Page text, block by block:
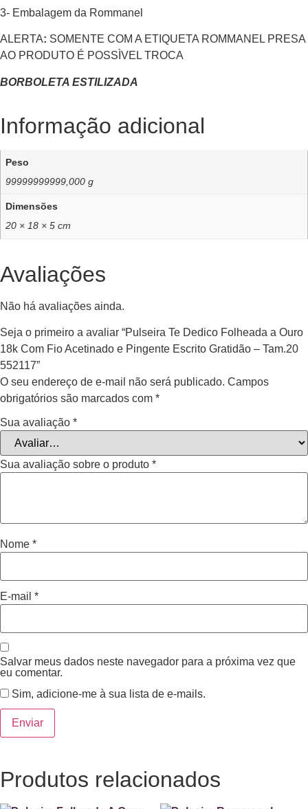
3- Embalagem da Rommanel
ALERTA: SOMENTE COM A ETIQUETA ROMMANEL PRESA
AO PRODUTO É POSSÌVEL TROCA
BORBOLETA ESTILIZADA
Informação adicional
Peso
99999999999,000 g
Dimensões
20 × 18 × 5 cm
Avaliações
Não há avaliações ainda.
Seja o primeiro a avaliar “Pulseira Te Dedico Folheada a Ouro
18k Com Fio Acetinado e Pingente Escrito Gratidão – Tam.20
552117”
O seu endereço de e-mail não será publicado. Campos
obrigatórios são marcados com *
Sua avaliação *
Sua avaliação sobre o produto *
Nome *
E-mail *
Salvar meus dados neste navegador para a próxima vez que
eu comentar.
Sim, adicione-me à sua lista de e-mails.
Produtos relacionados